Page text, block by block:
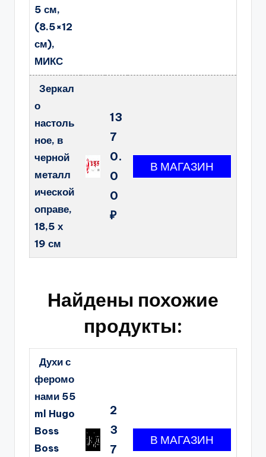
5 см,
(8.5×12
см),
МИКС
Зеркал
о
настоль
ное, в
черной
металл
ической
оправе,
18,5 х
19 см
13
7
0.
0
0
₽
Найдены похожие
продукты:
Духи с
феромо
нами 55
ml Hugo
Boss
Boss
2
3
7